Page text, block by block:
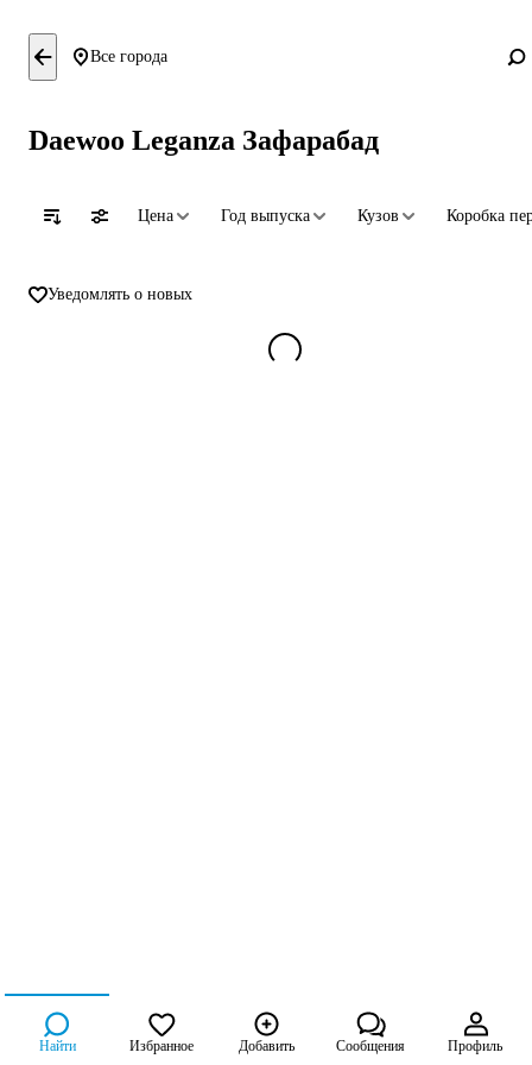
Все города
Daewoo Leganza Зафарабад
Цена Год выпуска Кузов Коробка
Уведомлять о новых
Найти Избранное Добавить Сообщения Профиль